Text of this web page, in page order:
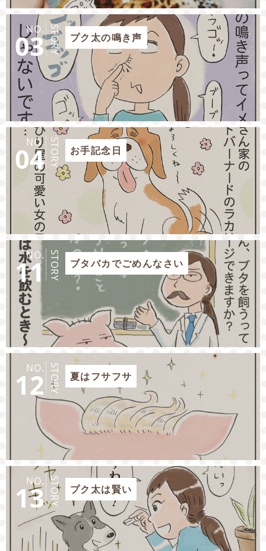
STORY
NO.
03 プク太の鳴き声
STORY
NO.
04 お手記念日
STORY
NO.
11 ブタバカでごめんなさい
STORY
NO.
12 夏はフサフサ
STORY
NO.
13 プク太は賢い